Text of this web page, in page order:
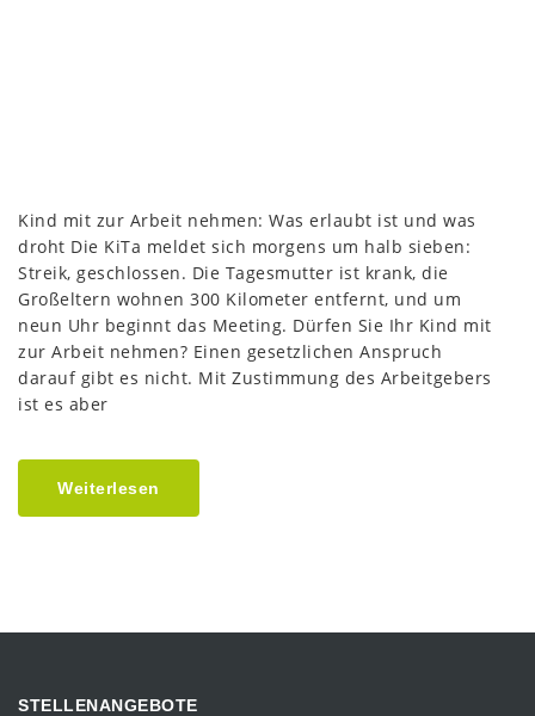
Kind mit zur Arbeit nehmen: Was erlaubt ist und was
droht Die KiTa meldet sich morgens um halb sieben:
Streik, geschlossen. Die Tagesmutter ist krank, die
Großeltern wohnen 300 Kilometer entfernt, und um
neun Uhr beginnt das Meeting. Dürfen Sie Ihr Kind mit
zur Arbeit nehmen? Einen gesetzlichen Anspruch
darauf gibt es nicht. Mit Zustimmung des Arbeitgebers
ist es aber
Weiterlesen
STELLENANGEBOTE